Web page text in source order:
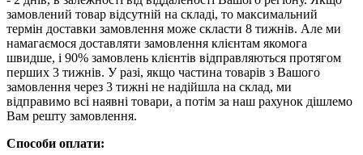
замовлений товар відсутній на складі, то максимальний
термін доставки замовлення може скласти 8 тижнів. Але ми
намагаємося доставляти замовлення клієнтам якомога
швидше, і 90% замовлень клієнтів відправляються протягом
перших 3 тижнів. У разі, якщо частина товарів з Вашого
замовлення через 3 тижні не надійшла на склад, ми
відправимо всі наявні товари, а потім за наш рахунок дішлемо
Вам решту замовлення.
Способи оплати: